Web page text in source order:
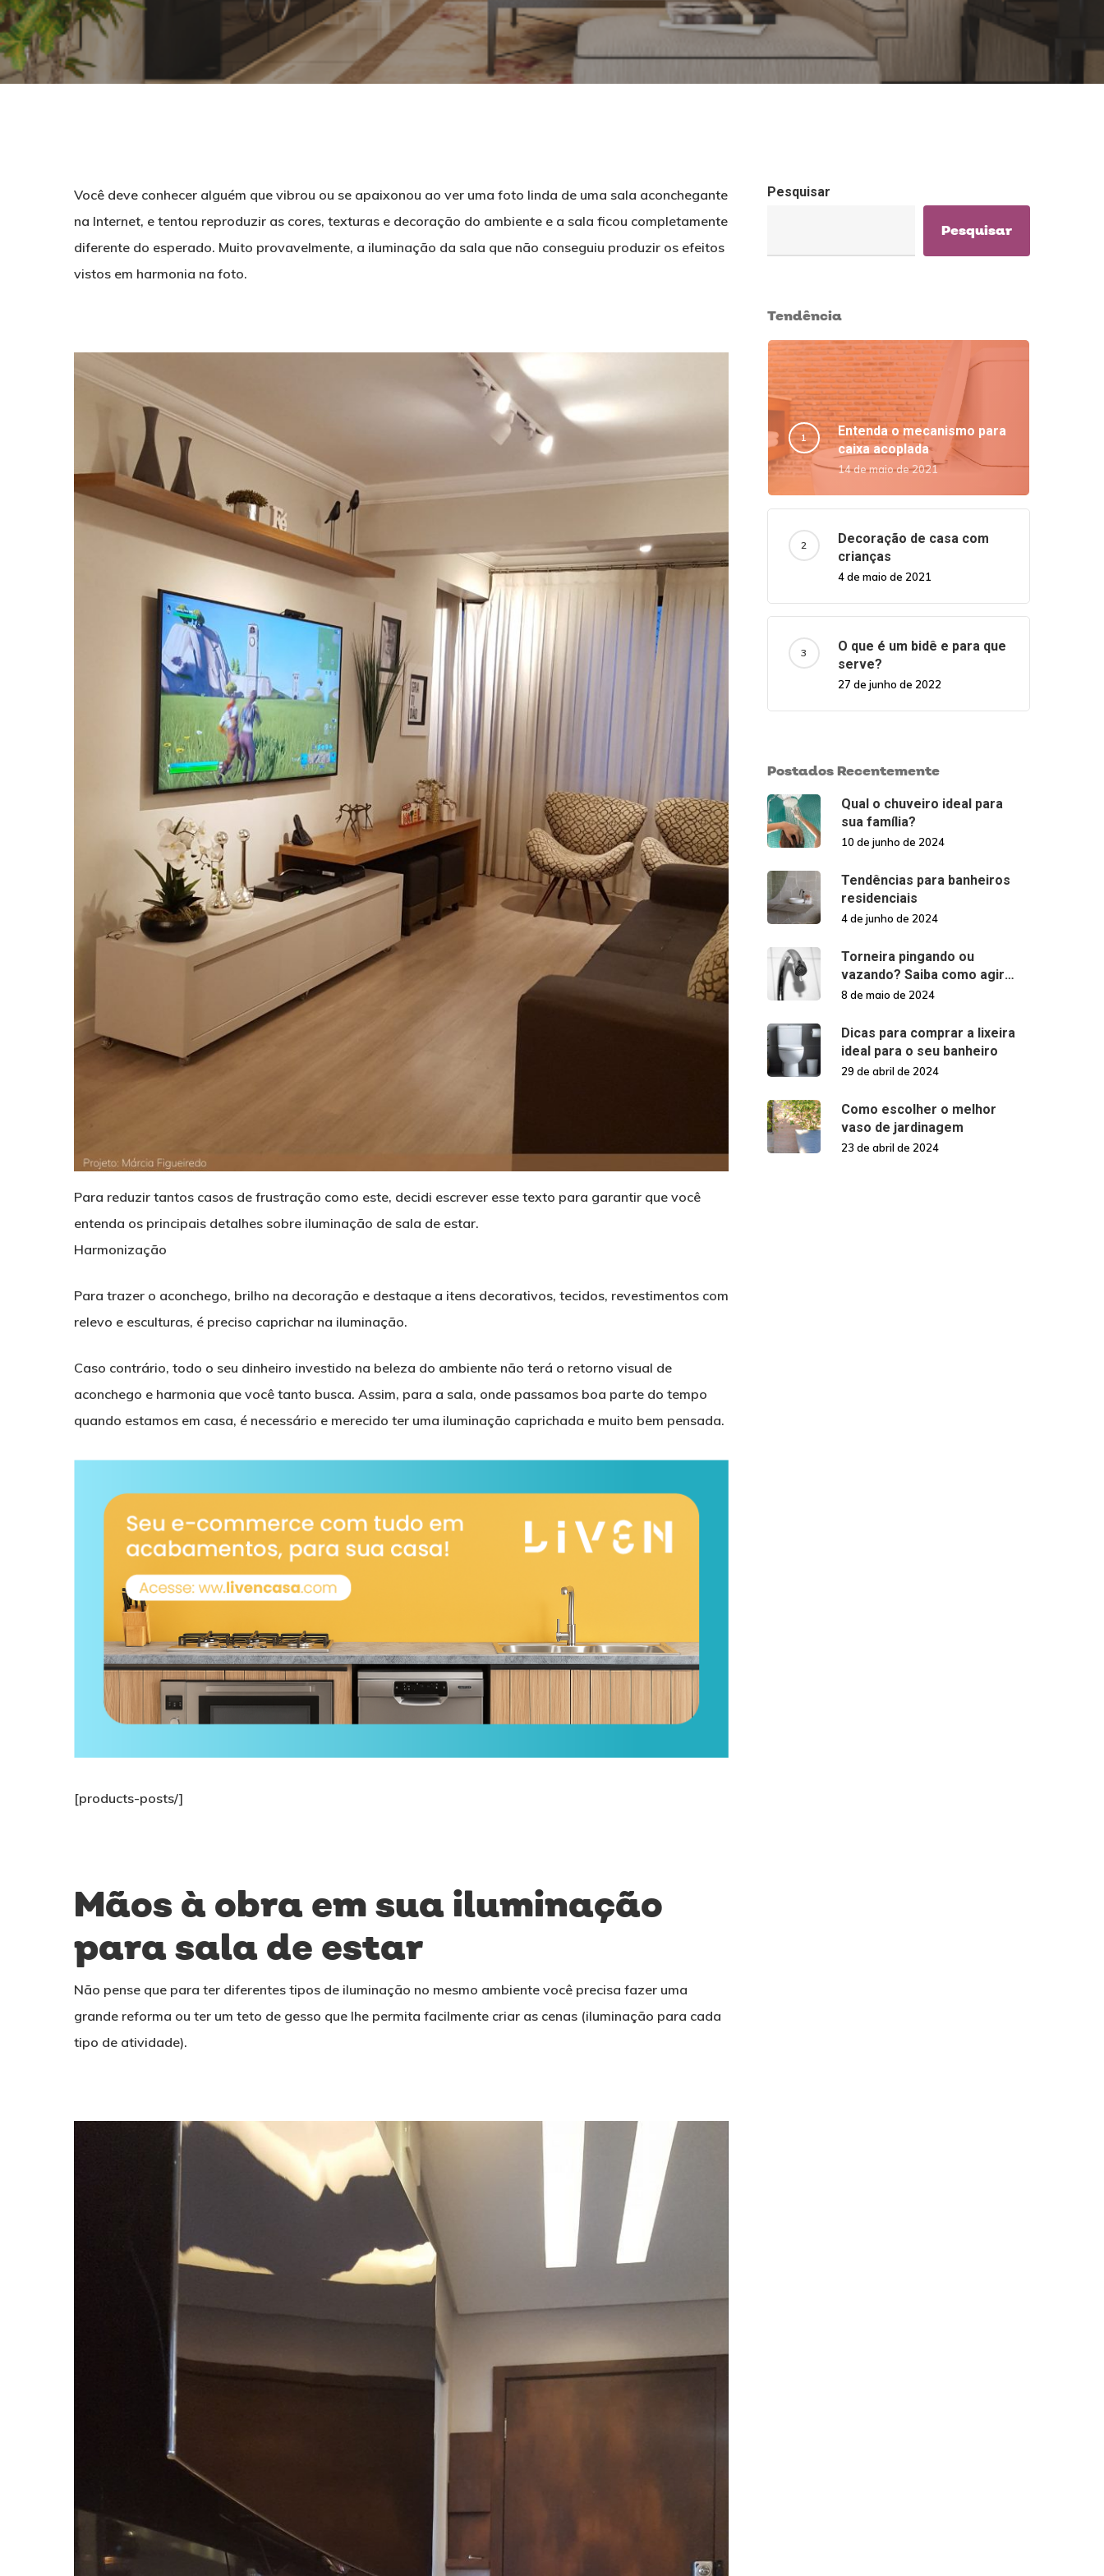
Você deve conhecer alguém que vibrou ou se apaixonou ao ver uma foto linda de uma sala aconchegante
na Internet, e tentou reproduzir as cores, texturas e decoração do ambiente e a sala ficou completamente
diferente do esperado. Muito provavelmente, a iluminação da sala que não conseguiu produzir os efeitos
vistos em harmonia na foto.
Para reduzir tantos casos de frustração como este, decidi escrever esse texto para garantir que você
entenda os principais detalhes sobre iluminação de sala de estar.
Harmonização
Para trazer o aconchego, brilho na decoração e destaque a itens decorativos, tecidos, revestimentos com
relevo e esculturas, é preciso caprichar na iluminação.
Caso contrário, todo o seu dinheiro investido na beleza do ambiente não terá o retorno visual de
aconchego e harmonia que você tanto busca. Assim, para a sala, onde passamos boa parte do tempo
quando estamos em casa, é necessário e merecido ter uma iluminação caprichada e muito bem pensada.
[products-posts/]
Mãos à obra em sua iluminação
para sala de estar
Não pense que para ter diferentes tipos de iluminação no mesmo ambiente você precisa fazer uma
grande reforma ou ter um teto de gesso que lhe permita facilmente criar as cenas (iluminação para cada
tipo de atividade).
Pesquisar
Pesquisar
Tendência
Entenda o mecanismo para
caixa acoplada
14 de maio de 2021
Decoração de casa com
crianças
4 de maio de 2021
O que é um bidê e para que
serve?
27 de junho de 2022
Postados Recentemente
Qual o chuveiro ideal para
sua família?
10 de junho de 2024
Tendências para banheiros
residenciais
4 de junho de 2024
Torneira pingando ou
vazando? Saiba como agir
nessas situações!
8 de maio de 2024
Dicas para comprar a lixeira
ideal para o seu banheiro
29 de abril de 2024
Como escolher o melhor
vaso de jardinagem
23 de abril de 2024